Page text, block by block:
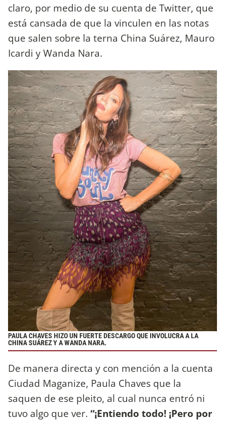
claro, por medio de su cuenta de Twitter, que
está cansada de que la vinculen en las notas
que salen sobre la terna China Suárez, Mauro
Icardi y Wanda Nara.
PAULA CHAVES HIZO UN FUERTE DESCARGO QUE INVOLUCRA A LA
CHINA SUÁREZ Y A WANDA NARA.
De manera directa y con mención a la cuenta
Ciudad Maganize, Paula Chaves que la
saquen de ese pleito, al cual nunca entró ni
tuvo algo que ver. “¡Entiendo todo! ¡Pero por